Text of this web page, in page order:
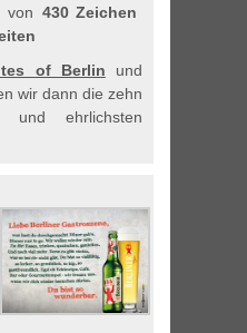
von 430 Zeichen
of Berlin und
wir dann die zehn
und ehrlichsten